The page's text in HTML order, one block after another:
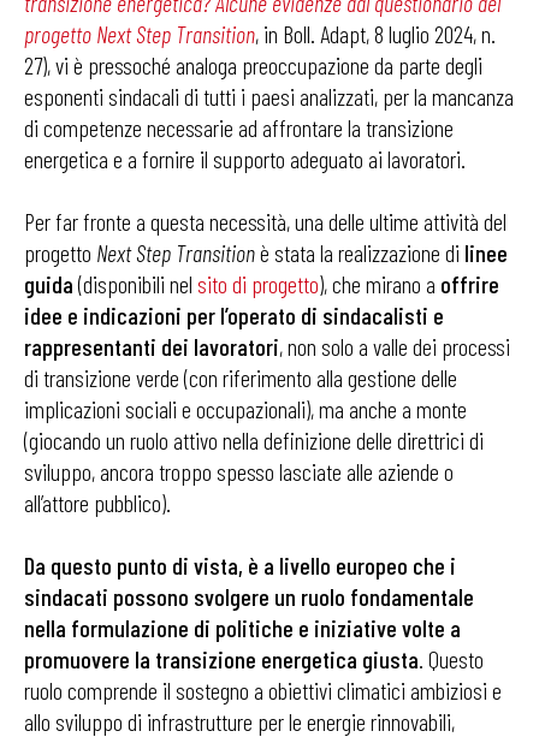
progetto Next Step Transition, in Boll. Adapt, 8 luglio 2024, n.
27), vi è pressoché analoga preoccupazione da parte degli
esponenti sindacali di tutti i paesi analizzati, per la mancanza
di competenze necessarie ad affrontare la transizione
energetica e a fornire il supporto adeguato ai lavoratori.
Per far fronte a questa necessità, una delle ultime attività del
progetto Next Step Transitionè stata la realizzazione di linee
guida(disponibili nel sito di progetto), che mirano a offrire
idee e indicazioni per l’operato di sindacalisti e
rappresentanti dei lavoratori, non solo a valle dei processi
di transizione verde (con riferimento alla gestione delle
implicazioni sociali e occupazionali), ma anche a monte
(giocando un ruolo attivo nella definizione delle direttrici di
sviluppo, ancora troppo spesso lasciate alle aziende o
all’attore pubblico).
Da questo punto di vista, è a livello europeo che i
sindacati possono svolgere un ruolo fondamentale
nella formulazione di politiche e iniziative volte a
promuovere la transizione energetica giusta. Questo
ruolo comprende il sostegno a obiettivi climatici ambiziosi e
allo sviluppo di infrastrutture per le energie rinnovabili,